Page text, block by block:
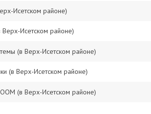
Исетском районе)
Исетском районе)
(в Верх-Исетском районе)
(в Верх-Исетском районе)
(в Верх-Исетском районе)